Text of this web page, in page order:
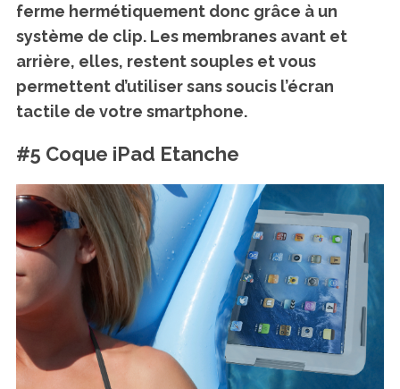
ferme hermétiquement donc grâce à un
système de clip. Les membranes avant et
arrière, elles, restent souples et vous
permettent d’utiliser sans soucis l’écran
tactile de votre smartphone.
#5 Coque iPad Etanche